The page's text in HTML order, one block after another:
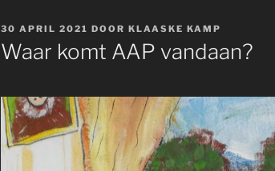
GEPLAATST
OP
30 APRIL 2021 DOOR KLAASKE KAMP
Waar komt AAP vandaan?